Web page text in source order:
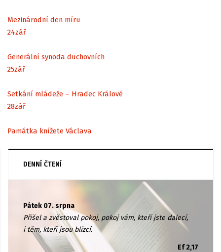
Mezinárodní den míru
24zář
Generální synoda duchovních
25zář
Setkání mládeže – Hradec Králové
28zář
Památka knížete Václava
DENNÍ ČTENÍ
Pátek 07. srpna
Přišel a zvěstoval pokoj, pokoj vám, kteří jste dalecí,
i těm, kteří jsou blízcí.
Ef 2,17